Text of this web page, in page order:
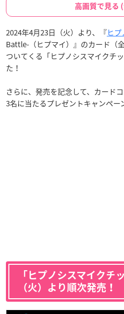
高画質で見る
2024年4月23日（火）より、『ヒ
Battle-（ヒプマイ）』のカード（
ついてくる「ヒプノシスマイクチ
た！
さらに、発売を記念して、カード
3名に当たるプレゼントキャンペー
「ヒプノシスマイクチ
（火）より順次発売！